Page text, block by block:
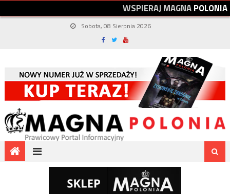
WSPIERAJMAGNAPOLONIA
Sobota, 08 Sierpnia 2026